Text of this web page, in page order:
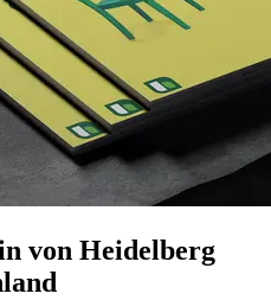
von Heidelberg